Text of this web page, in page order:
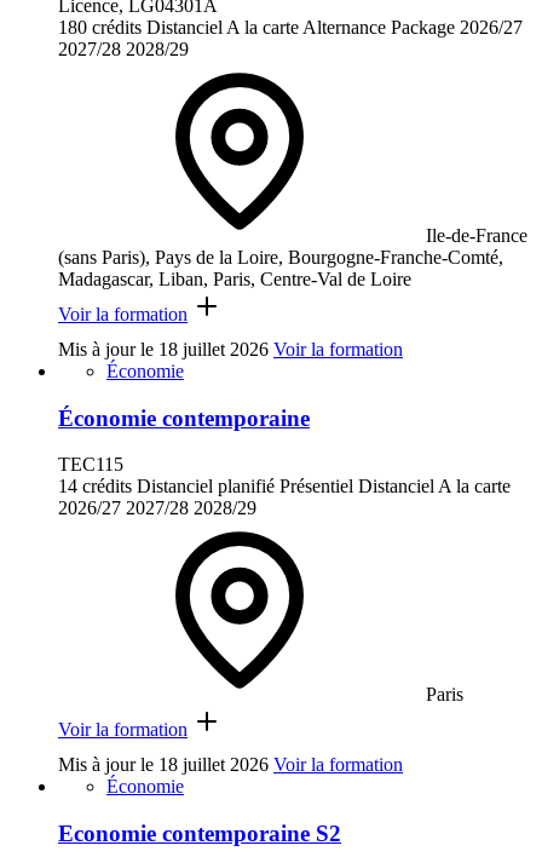
Licence, LG04301A
180 crédits Distanciel A la carte Alternance Package 2026/27
2027/28 2028/29
Ile-de-France
(sans Paris), Pays de la Loire, Bourgogne-Franche-Comté,
Madagascar, Liban, Paris, Centre-Val de Loire
Voir la formation
Mis à jour le 18 juillet 2026 Voir la formation
Économie
Économie contemporaine
TEC115
14 crédits Distanciel planifié Présentiel Distanciel A la carte
2026/27 2027/28 2028/29
Paris
Voir la formation
Mis à jour le 18 juillet 2026 Voir la formation
Économie
Economie contemporaine S2